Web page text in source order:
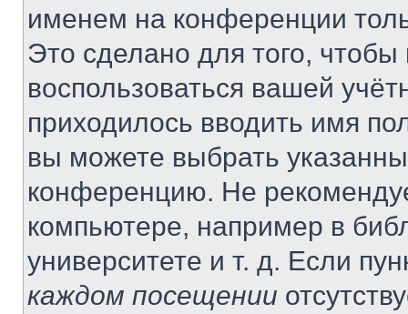
именем на конференции
Это сделано для того, чтобы
воспользоваться вашей
приходилось вводить имя
вы можете выбрать
конференцию. Не
компьютере, например в
университете и т. д. Если
каждом посещении